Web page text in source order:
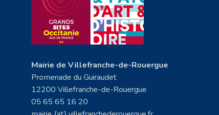
Mairie de Villefranche-de-Rouergue
Promenade du Guiraudet
12200 Villefranche-de-Rouergue
05 65 65 16 20